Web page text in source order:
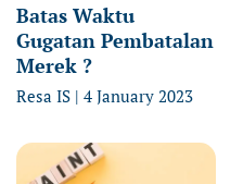
Batas Waktu
Gugatan Pembatalan
Merek ?
Resa IS 4 January 2023